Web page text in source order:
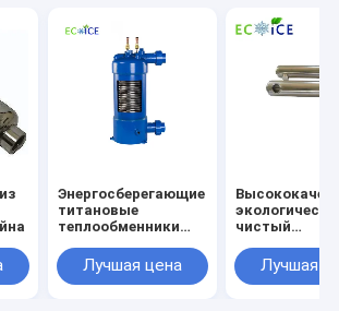
Энергосберегающие
титановые
теплообменники
качественным
дизайном
Лучшая цена
экологически
чистый
стали,
Лучшая